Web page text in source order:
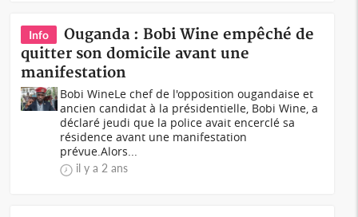
Info
Ouganda : Bobi Wine empêché de
quitter son domicile avant une
manifestation
Bobi WineLe chef de l'opposition ougandaise et
ancien candidat à la présidentielle, Bobi Wine, a
déclaré jeudi que la police avait encerclé sa
résidence avant une manifestation
prévue.Alors...
il y a 2 ans